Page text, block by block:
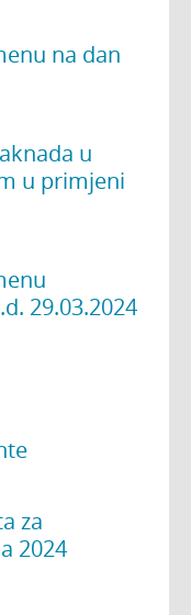
na dan
u
u primjeni
29.03.2024
za
2024